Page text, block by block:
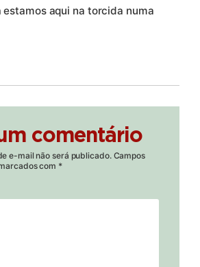
estamos aqui na torcida numa
comentário
e-mail não será publicado. Campos
com *